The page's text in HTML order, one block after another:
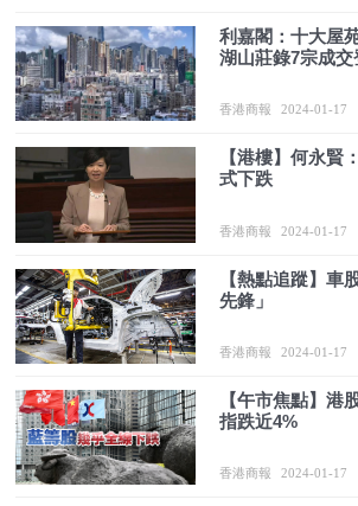
利嘉閣：十大屋
湖山莊錄7宗成交
香港商報 2024-01-17
【港樓】何永賢
式下跌
香港商報 2024-01-17
【熱點追蹤】車
先鋒」
香港商報 2024-01-17
【午市焦點】港
指跌近4%
香港商報 2024-01-17